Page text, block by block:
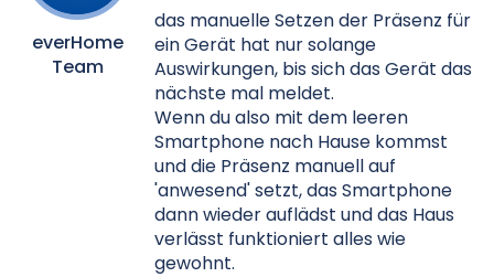
everHome
Team
das manuelle Setzen der Präsenz für
ein Gerät hat nur solange
Auswirkungen, bis sich das Gerät das
nächste mal meldet.
Wenn du also mit dem leeren
Smartphone nach Hause kommst
und die Präsenz manuell auf
'anwesend' setzt, das Smartphone
dann wieder auflädst und das Haus
verlässt funktioniert alles wie
gewohnt.